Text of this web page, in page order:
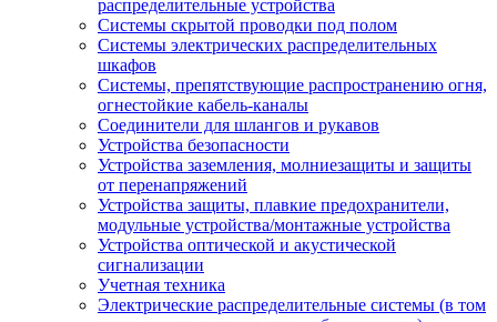
распределительные устройства
Системы скрытой проводки под полом
Системы электрических распределительных
шкафов
Системы, препятствующие распространению огня,
огнестойкие кабель-каналы
Соединители для шлангов и рукавов
Устройства безопасности
Устройства заземления, молниезащиты и защиты
от перенапряжений
Устройства защиты, плавкие предохранители,
модульные устройства/монтажные устройства
Устройства оптической и акустической
сигнализации
Учетная техника
Электрические распределительные системы (в том